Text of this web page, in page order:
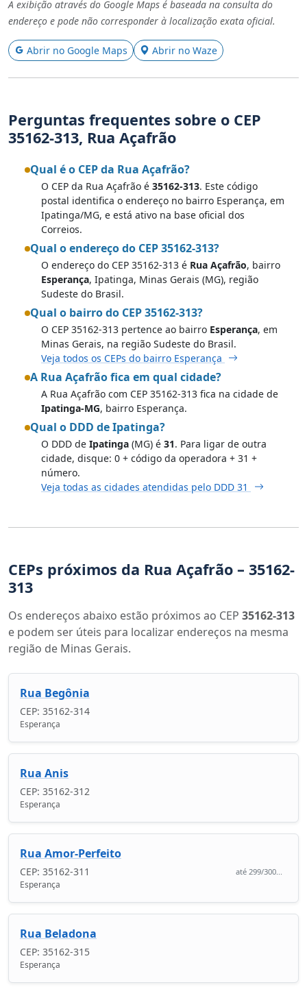
A exibição através do Google Maps é baseada na consulta do
endereço e pode não corresponder à localização exata oficial.
Abrir no Google Maps Abrir no Waze
Perguntas frequentes sobre o CEP
35162-313, Rua Açafrão
Qual é o CEP da Rua Açafrão?
O CEP da Rua Açafrão é 35162-313. Este código
postal identifica o endereço no bairro Esperança, em
Ipatinga/MG, e está ativo na base oficial dos
Correios.
Qual o endereço do CEP 35162-313?
O endereço do CEP 35162-313 é Rua Açafrão, bairro
Esperança, Ipatinga, Minas Gerais (MG), região
Sudeste do Brasil.
Qual o bairro do CEP 35162-313?
O CEP 35162-313 pertence ao bairro Esperança, em
Minas Gerais, na região Sudeste do Brasil.
Veja todos os CEPs do bairro Esperança
A Rua Açafrão fica em qual cidade?
A Rua Açafrão com CEP 35162-313 fica na cidade de
Ipatinga-MG, bairro Esperança.
Qual o DDD de Ipatinga?
O DDD de Ipatinga (MG) é 31. Para ligar de outra
cidade, disque: 0 + código da operadora + 31 +
número.
Veja todas as cidades atendidas pelo DDD 31
CEPs próximos da Rua Açafrão – 35162-
313
Os endereços abaixo estão próximos ao CEP 35162-313
e podem ser úteis para localizar endereços na mesma
região de Minas Gerais.
Rua Begônia
CEP: 35162-314
Esperança
Rua Anis
CEP: 35162-312
Esperança
Rua Amor-Perfeito
CEP: 35162-311 até 299/300...
Esperança
Rua Beladona
CEP: 35162-315
Esperança